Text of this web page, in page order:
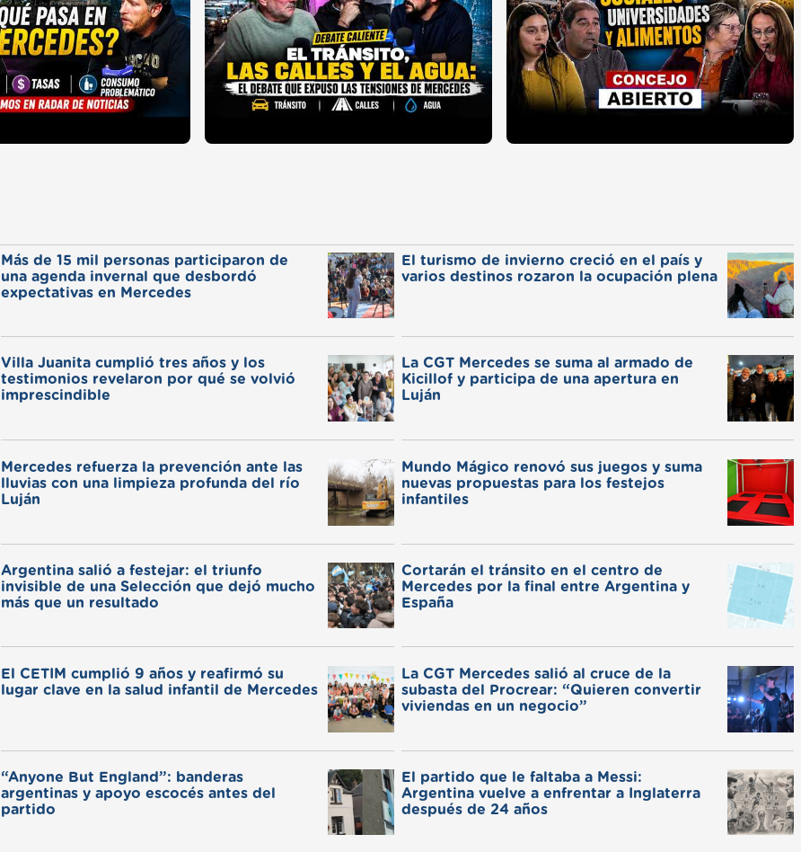
Más de 15 mil personas participaron de
una agenda invernal que desbordó
expectativas en Mercedes
El turismo de invierno creció en el país y
varios destinos rozaron la ocupación plena
Villa Juanita cumplió tres años y los
testimonios revelaron por qué se volvió
imprescindible
La CGT Mercedes se suma al armado de
Kicillof y participa de una apertura en
Luján
Mercedes refuerza la prevención ante las
lluvias con una limpieza profunda del río
Luján
Mundo Mágico renovó sus juegos y suma
nuevas propuestas para los festejos
infantiles
Argentina salió a festejar: el triunfo
invisible de una Selección que dejó mucho
más que un resultado
Cortarán el tránsito en el centro de
Mercedes por la final entre Argentina y
España
El CETIM cumplió 9 años y reafirmó su
lugar clave en la salud infantil de Mercedes
La CGT Mercedes salió al cruce de la
subasta del Procrear: “Quieren convertir
viviendas en un negocio”
“Anyone But England”: banderas
argentinas y apoyo escocés antes del
partido
El partido que le faltaba a Messi:
Argentina vuelve a enfrentar a Inglaterra
después de 24 años